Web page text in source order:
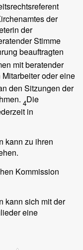
der
der
Stimme
beauftragten
mit beratender
Mitarbeiter oder eine
den Sitzungen der
4Die
in
kann zu ihren
Kommission
kann sich mit der
eine